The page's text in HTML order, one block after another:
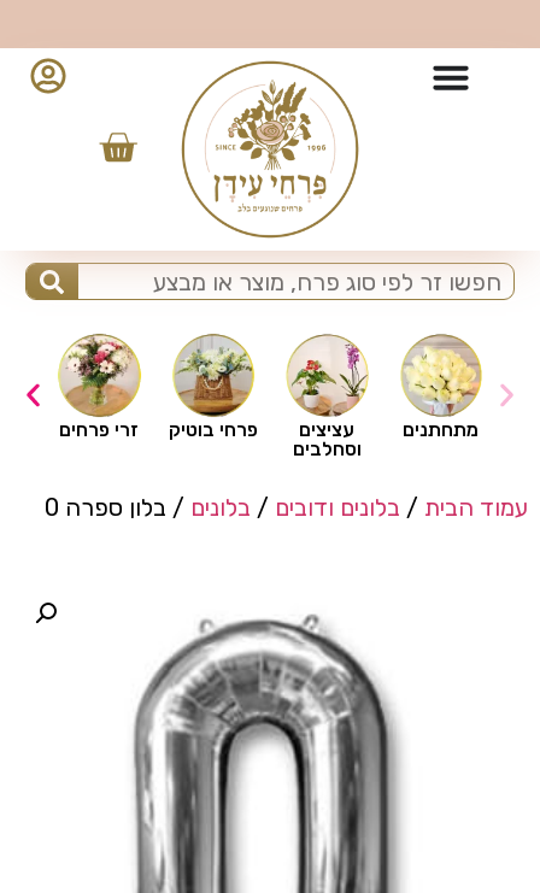
זרי פרחים פרחי בוטיק
עציצים
וסחלבים
מתחתנים
עמוד הבית / בלונים ודובים / בלונים / בלון ספרה 0